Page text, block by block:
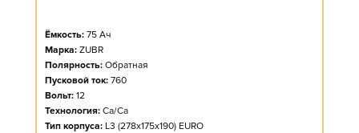
Ёмкость: 75 Ач
Марка: ZUBR
Полярность: Обратная
Пусковой ток: 760
Вольт: 12
Технология: Ca/Ca
Тип корпуса: L3 (278x175x190) EURO